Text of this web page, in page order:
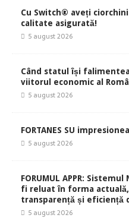
Cu Switch® aveți
calitate asigurată!
5 august 2026
Când statul își
viitorul economic al
5 august 2026
FORTANES SU
5 august 2026
FORUMUL APPR:
fi reluat în forma
transparență și eficiență
5 august 2026